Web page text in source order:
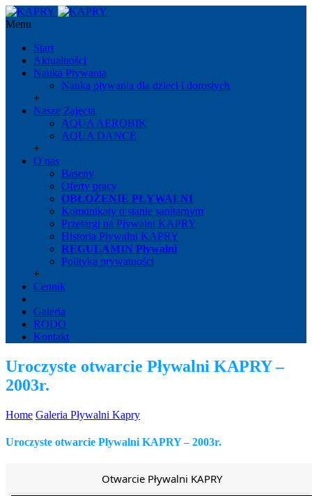
Menu
Start
Aktualności
Nauka Pływania
Nauka pływania dla dzieci i dorosłych
+
Nasze Zajęcia
AQUA AEROBIK
AQUA DANCE
+
O nas
Baseny
Oferty pracy
OBŁOŻENIE PŁYWALNI
Komunikaty o stanie sanitarnym
Przetargi na Pływalni KAPRY
Historia Pływalni KAPRY
REGULAMIN Pływalni
Polityka prywatności
+
Cennik
Galeria
RODO
Kontakt
Uroczyste otwarcie Pływalni KAPRY –
2003r.
Home Galeria Pływalni Kapry
Uroczyste otwarcie Pływalni KAPRY – 2003r.
Otwarcie Pływalni KAPRY